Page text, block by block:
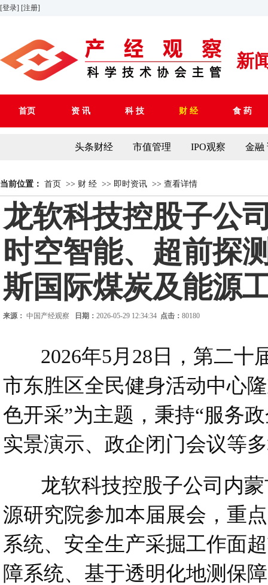
[登录] [注册]
新
首页 资 讯 科 技 财 经 食 药
头条财经 市值管理 IPO观察 金融
当前位置： 首页 >> 财 经 >> 即时资讯 >> 查看详情
龙软科技控股子公
时空智能、超前探
斯国际煤炭及能源
来源： 中国产经观察 日期： 2026-05-29 12:34:34 点击： 80180
2026年5月28日，第二十
市东胜区全民健身活动中心
色开采”为主题，秉持“服务
实景演示、政企闭门会议等
龙软科技控股子公司内蒙
源研究院参加本届展会，重
系统、安全生产采掘工作面
障系统、基于透明化地测保